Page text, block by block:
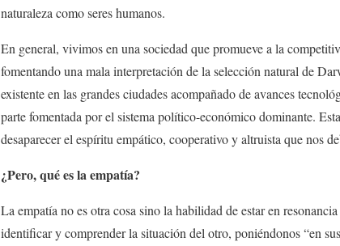
naturaleza como seres humanos.
En general, vivimos en una sociedad que promueve a la
fomentando una mala interpretación de la selección natural de
existente en las grandes ciudades acompañado de avances
parte fomentada por el sistema político-económico dominante.
desaparecer el espíritu empático, cooperativo y altruista que nos
¿Pero, qué es la empatía?
La empatía no es otra cosa sino la habilidad de estar en
identificar y comprender la situación del otro, poniéndonos “en